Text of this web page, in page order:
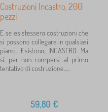
Costruzioni Incastro, 200
pezzi
E se esistessero costruzioni che
si possono collegare in qualsiasi
piano... Esistono, INCASTRO. Ma
sì, per non rompersi al primo
tentativo di costruzione......
59,80 €